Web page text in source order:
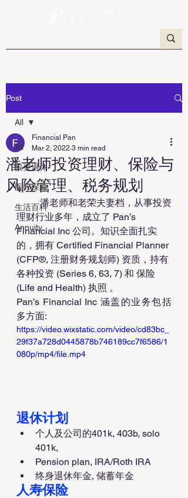
Post
All
投资退休
医疗保险
生活百科
Annuity
All
潘老师投资理财、保险与
风险管理、税务规划
Financial Pan
Mar 2, 2022 3 min read
	潘老师和老荣夫妻档，从事投资
理财行业多年，成立了 Pan’s
Financial Inc 公司。知识全面扎实
的，拥有 Certified Financial Planner
(CFP®, 注册财务规划师) 资质，持有
各种投资 (Series 6, 63, 7) 和 保险
(Life and Health) 执照 。
Pan’s Financial Inc 涵盖的业务包括
多方面:
https://video.wixstatic.com/video/cd83bc_
29f37a728d0445878b746189cc7f6586/1
080p/mp4/file.mp4
退休计划
个人及公司的401k, 403b, solo
401k,
Pension plan, IRA/Roth IRA
终身退休年金, 储蓄年金
人寿保险